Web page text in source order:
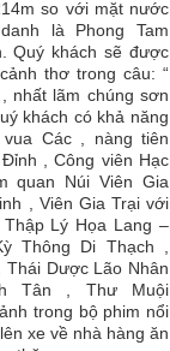
so với mặt nước
là Phong Tam
Quý khách sẽ được
thơ trong câu: “
nhất lãm chúng sơn
khách có khả năng
Các , nàng tiên
, Công viên Hạc
quan Núi Viên Gia
, Viên Gia Trại với
Lý Họa Lang –
Thông Di Thạch ,
Thái Dược Lão Nhân
Tân , Thư Muội
trong bộ phim nổi
xe về nhà hàng ăn